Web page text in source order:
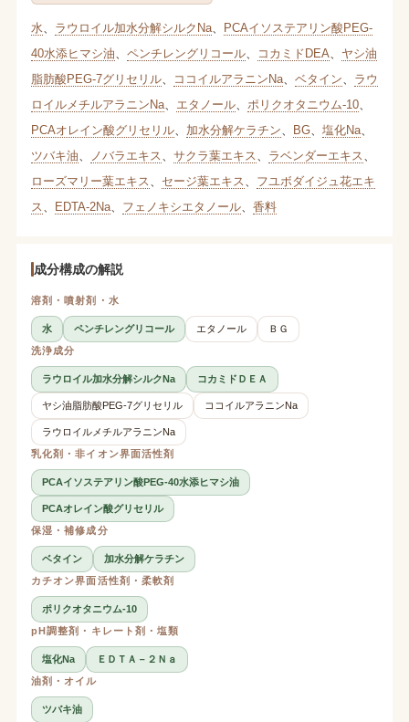
水 ラウロイル加水分解シルクNa、 PCAイソステアリン酸PEG-
40水添ヒマシ油
ペンチレングリコール、 コカミドDEA
ヤシ油
脂肪酸PEG-7グリセリル、 ココイルアラニンNa、 ベタイン
ラウ
ロイルメチルアラニンNa、 エタノール、 ポリクオタニウム-10、
PCAオレイン酸グリセリル、 加水分解ケラチン BG、 塩化Na、
ツバキ油
ノバラエキス サクラ葉エキス ラベンダーエキス
ローズマリー葉エキス
セージ葉エキス
フユボダイジュ花エキ
ス
EDTA-2Na、 フェノキシエタノール、 香料
成分構成の解説
溶剤・噴射剤・水
水 ペンチレングリコール エタノール
ＢＧ
洗浄成分
ラウロイル加水分解シルクNa コカミドＤＥＡ
ヤシ油脂肪酸PEG-7グリセリル ココイルアラニンNa
ラウロイルメチルアラニンNa
乳化剤・非イオン界面活性剤
PCAイソステアリン酸PEG-40水添ヒマシ油
PCAオレイン酸グリセリル
保湿・補修成分
ベタイン
加水分解ケラチン
カチオン界面活性剤・柔軟剤
ポリクオタニウム-10
pH調整剤・キレート剤・塩類
塩化Na
ＥＤＴＡ－２Ｎａ
油剤・オイル
ツバキ油